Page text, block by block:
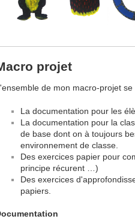
projet
de mon macro-projet
La documentation pour les
La documentation pour la
de base dont on à toujours
environnement de classe.
Des exercices papier pour
principe récurent …)
Des exercices
papiers.